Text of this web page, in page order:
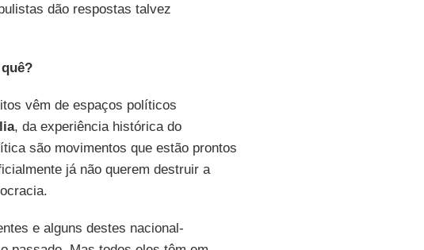
dão respostas talvez
vêm de espaços políticos
, da experiência histórica do
são movimentos que estão prontos
já não querem destruir a
e alguns destes nacional-